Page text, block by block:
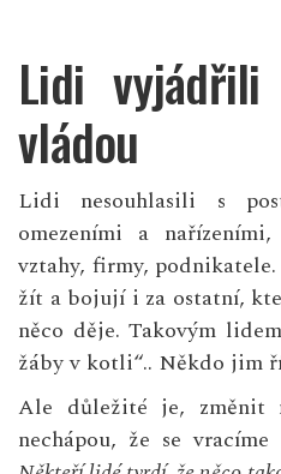
Lidi vyjádřili
vládou
Lidi nesouhlasili s
omezeními a
vztahy, firmy,
žít a bojují i za ostatní,
něco děje. Takovým
žáby v kotli“.. Někdo jim
Ale důležité je, změnit
nechápou, že se